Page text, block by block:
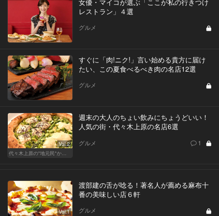
女優・マイコが選ぶ「ここが私の行きつけ
レストラン」４選
グルメ
すぐに「肉!ニク!」言い始める貴方に届け
たい、この夏食べるべき肉の名店12選
グルメ
Vol.2
代々木上原の"地元民"から愛される名店
週末の大人のちょい飲みにちょうどいい！
人気の街・代々木上原の名店6選
グルメ 1
Vol.1
渡部建の舌が唸る！著名人が薦める麻布十
番の美味しい店６軒
グルメ